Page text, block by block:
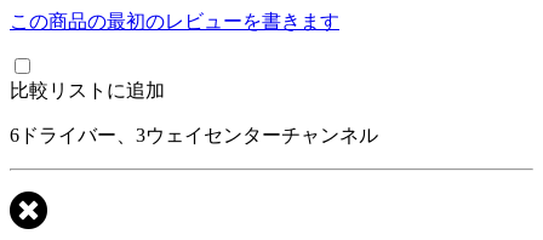
この商品の最初のレビューを書きます
比較リストに追加
6ドライバー、3ウェイセンターチャンネル